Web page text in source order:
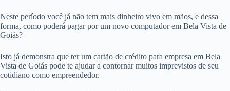
Neste período você já não tem mais dinheiro vivo em mãos, e dessa
forma, como poderá pagar por um novo computador em Bela Vista de
Goiás?
Isto já demonstra que ter um cartão de crédito para empresa em Bela
Vista de Goiás pode te ajudar a contornar muitos imprevistos de seu
cotidiano como empreendedor.